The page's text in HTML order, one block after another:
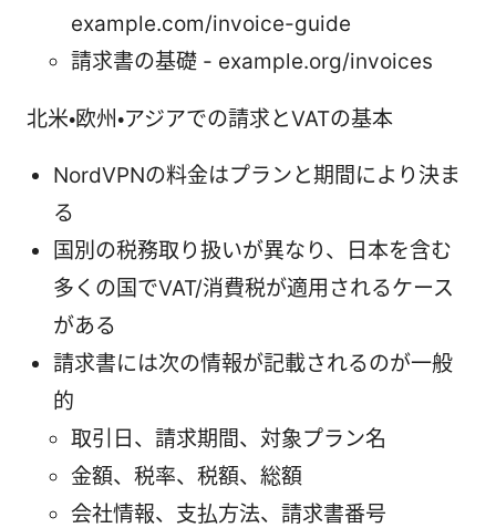
example.com/invoice-guide
請求書の基礎 - example.org/invoices
北米・欧州・アジアでの請求とVATの基本
NordVPNの料金はプランと期間により決ま
る
国別の税務取り扱いが異なり、日本を含む
多くの国でVAT/消費税が適用されるケース
がある
請求書には次の情報が記載されるのが一般
的
取引日、請求期間、対象プラン名
金額、税率、税額、総額
会社情報、支払方法、請求書番号